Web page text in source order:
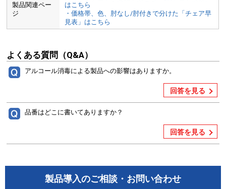
製品関連ペー
ジ
はこちら
・価格帯、色、肘なし/肘付きで分けた「チェア早
見表」はこちら
よくある質問（Q&A）
アルコール消毒による製品への影響はありますか。
回答を見る
品番はどこに書いてありますか？
回答を見る
製品導入のご相談・お問い合わせ